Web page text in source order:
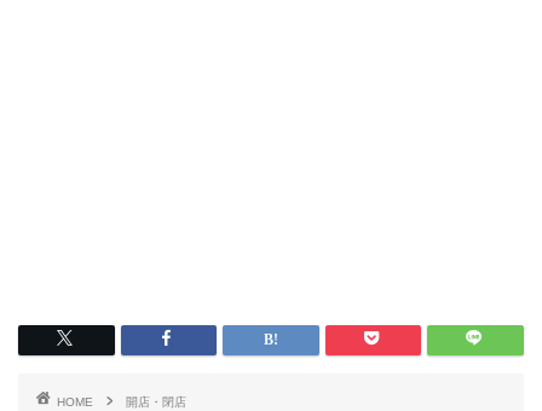
HOME
開店・閉店